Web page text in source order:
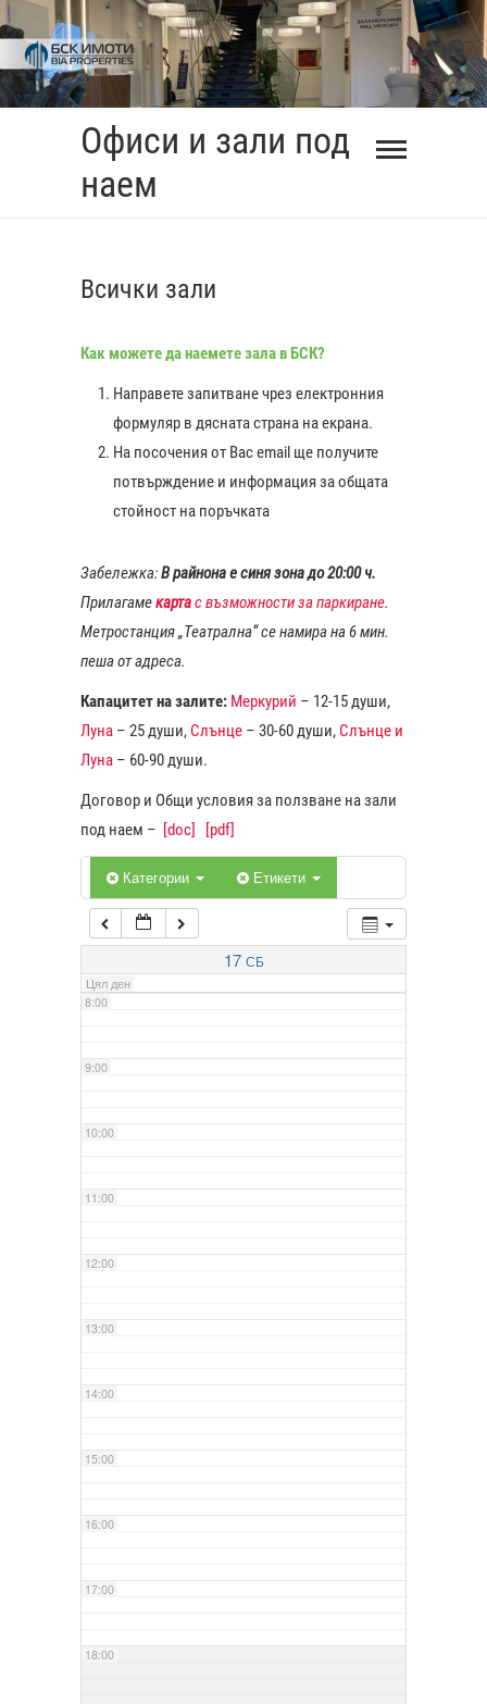
Skip
to
content
Офиси и зали под
наем
Всички зали
Как можете да наемете зала в БСК?
Направете запитване чрез електронния
формуляр в дясната страна на екрана.
На посочения от Вас еmail ще получите
потвърждение и информация за общата
стойност на поръчката
Забележка:В райнона е синя зона до 20:00 ч.
Прилагамекартас възможности за паркиране.
Метростанция „Театрална“ се намира на 6 мин.
пеша от адреса.
Капацитет на залите: Меркурий – 12-15 души,
Луна – 25 души, Слънце – 30-60 души, Слънце и
Луна – 60-90 души.
Договор и Общи условия за ползване на зали
под наем – [doc] [pdf]
Категории Етикети
17 СБ
Цял ден
2:00
4:00
5:00
7:00
8:00
9:00
10:00
11:00
12:00
13:00
14:00
15:00
16:00
17:00
18:00